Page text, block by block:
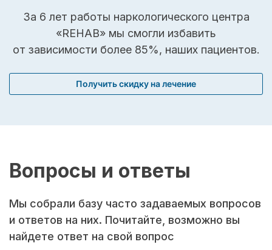
За 6 лет работы наркологического центра
«REHAB» мы смогли избавить
от зависимости более 85%, наших пациентов.
Получить скидку на лечение
Вопросы и ответы
Мы собрали базу часто задаваемых вопросов
и ответов на них. Почитайте, возможно вы
найдете ответ на свой вопрос